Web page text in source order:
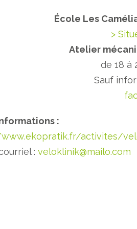
École Les
>
Atelier
de 18 à
Sauf
:
activites/
: veloklinik@mailo.com